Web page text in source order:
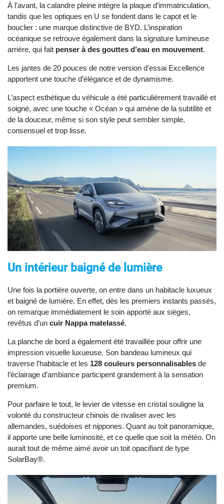
À l’avant, la calandre pleine intègre la plaque d’immatriculation,
tandis que les optiques en U se fondent dans le capot et le
bouclier : une marque distinctive de BYD. L’inspiration
océanique se retrouve également dans la signature lumineuse
arrière, qui fait penser à des gouttes d’eau en mouvement.
Les jantes de 20 pouces de notre version d’essai Excellence
apportent une touche d’élégance et de dynamisme.
L’aspect esthétique du véhicule a été particulièrement travaillé et
soigné, avec une touche « Océan » qui amène de la subtilité et
de la douceur, même si son style peut sembler simple,
consensuel et trop lisse.
Un intérieur baigné de lumière
Une fois la portière ouverte, on entre dans un habitacle luxueux
et baigné de lumière. En effet, dès les premiers instants passés,
on remarque immédiatement le soin apporté aux sièges,
revêtus d’un cuir Nappa matelassé.
La planche de bord a également été travaillée pour offrir une
impression visuelle luxueuse. Son bandeau lumineux qui
traverse l’habitacle et les 128 couleurs personnalisables de
l’éclairage d’ambiance participent grandement à la sensation
premium.
Pour parfaire le tout, le levier de vitesse en cristal souligne la
volonté du constructeur chinois de rivaliser avec les
allemandes, suédoises et nippones. Quant au toit panoramique,
il apporte une belle luminosité, et ce quelle que soit la météo. On
aurait tout de même aimé avoir un toit opacifiant de type
SolarBay®.